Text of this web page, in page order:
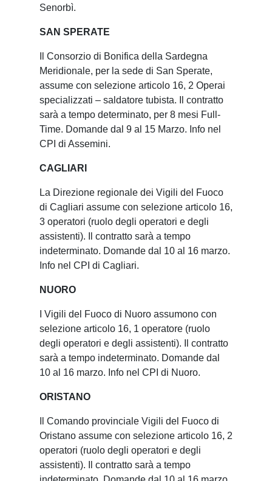
Senorbì.
SAN SPERATE
Il Consorzio di Bonifica della Sardegna
Meridionale, per la sede di San Sperate,
assume con selezione articolo 16, 2 Operai
specializzati – saldatore tubista. Il contratto
sarà a tempo determinato, per 8 mesi Full-
Time. Domande dal 9 al 15 Marzo. Info nel
CPI di Assemini.
CAGLIARI
La Direzione regionale dei Vigili del Fuoco
di Cagliari assume con selezione articolo 16,
3 operatori (ruolo degli operatori e degli
assistenti). Il contratto sarà a tempo
indeterminato. Domande dal 10 al 16 marzo.
Info nel CPI di Cagliari.
NUORO
I Vigili del Fuoco di Nuoro assumono con
selezione articolo 16, 1 operatore (ruolo
degli operatori e degli assistenti). Il contratto
sarà a tempo indeterminato. Domande dal
10 al 16 marzo. Info nel CPI di Nuoro.
ORISTANO
Il Comando provinciale Vigili del Fuoco di
Oristano assume con selezione articolo 16, 2
operatori (ruolo degli operatori e degli
assistenti). Il contratto sarà a tempo